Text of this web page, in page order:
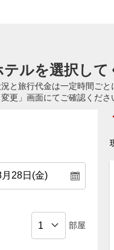
テルを選択して
と旅行代金は一定時間ご
更」画面にてご確認くださ
部屋